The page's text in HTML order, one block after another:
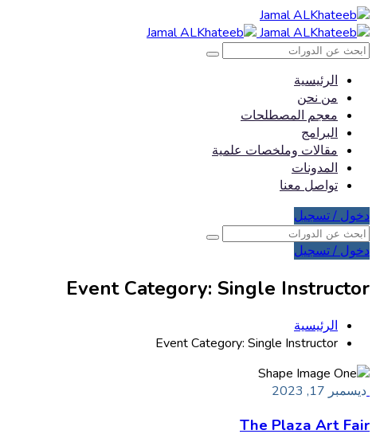
الرئيسية
من نحن
معجم المصطلحات
البرامج
مقالات وملخصات علمية
المدونات
تواصل معنا
دخول / تسجيل
دخول / تسجيل
Event Category: Single Instructor
الرئيسية
Event Category: Single Instructor
ديسمبر 17, 2023
The Plaza Art Fair